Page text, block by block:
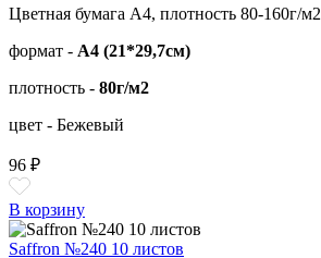
Цветная бумага А4, плотность 80-160г/м2
формат - А4 (21*29,7см)
плотность - 80г/м2
цвет - Бежевый
96 ₽
В корзину
Saffron №240 10 листов